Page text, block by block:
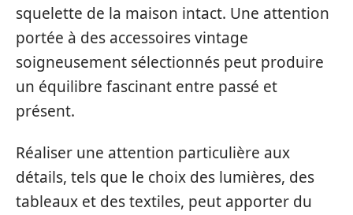
squelette de la maison intact. Une attention
portée à des accessoires vintage
soigneusement sélectionnés peut produire
un équilibre fascinant entre passé et
présent.
Réaliser une attention particulière aux
détails, tels que le choix des lumières, des
tableaux et des textiles, peut apporter du